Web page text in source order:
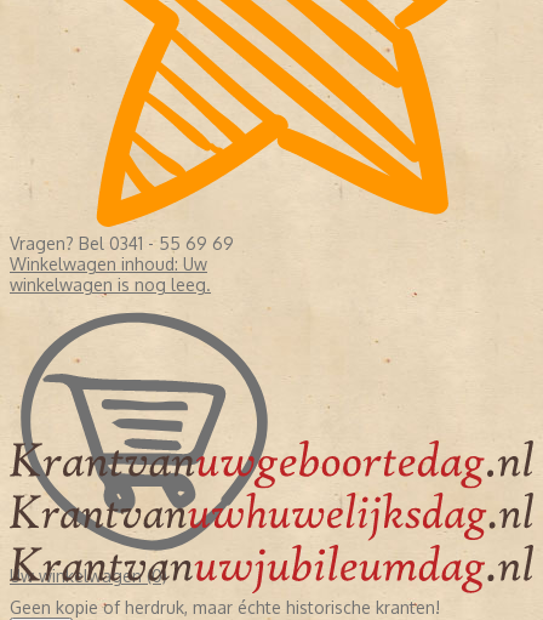
Vragen? Bel 0341 - 55 69 69
Winkelwagen inhoud: Uw
winkelwagen is nog leeg.
Uw winkelwagen (0)
Geen kopie of herdruk, maar échte historische kranten!